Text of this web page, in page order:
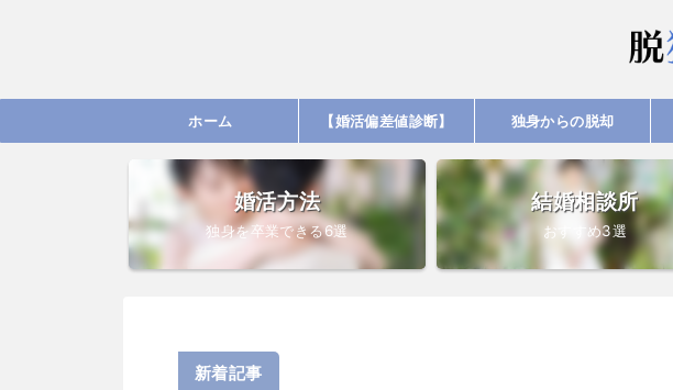
ホーム 【婚活偏差値診断】 独身からの脱却
婚活方法
独身を卒業できる6選
結婚相談所
おすすめ3選
新着記事